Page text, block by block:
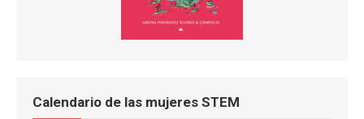
Calendario de las mujeres STEM